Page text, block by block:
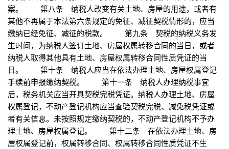
案。 第八条 纳税人改变有关土地、房屋的用途，或者有
其他不再属于本法第六条规定的免征、减征契税情形的，应当
缴纳已经免征、减征的税款。 第九条 契税的纳税义务发
生时间，为纳税人签订土地、房屋权属转移合同的当日，或者
纳税人取得其他具有土地、房屋权属转移合同性质凭证的当
日。 第十条 纳税人应当在依法办理土地、房屋权属登记
手续前申报缴纳契税。 第十一条 纳税人办理纳税事宜
后，税务机关应当开具契税完税凭证。纳税人办理土地、房屋
权属登记，不动产登记机构应当查验契税完税、减免税凭证或
者有关信息。未按照规定缴纳契税的，不动产登记机构不予办
理土地、房屋权属登记。 第十二条 在依法办理土地、房
屋权属登记前，权属转移合同、权属转移合同性质凭证不生